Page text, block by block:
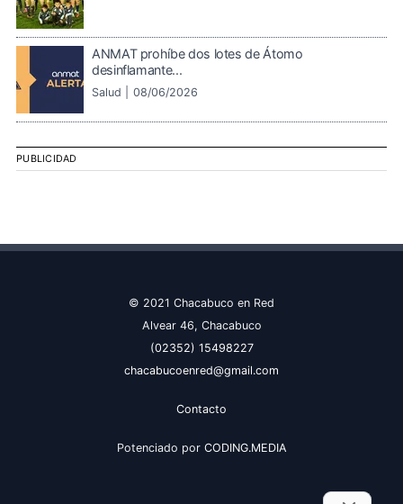
ANMAT prohíbe dos lotes de Átomo
desinflamante...
Salud | 08/06/2026
PUBLICIDAD
© 2021 Chacabuco en Red
Alvear 46, Chacabuco
(02352) 15498227
chacabucoenred@gmail.com
Contacto
Potenciado por CODING.MEDIA